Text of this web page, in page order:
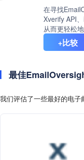
在寻找
Xverify API
从而更轻松
+比较
最佳
我们评估了一些最好的电